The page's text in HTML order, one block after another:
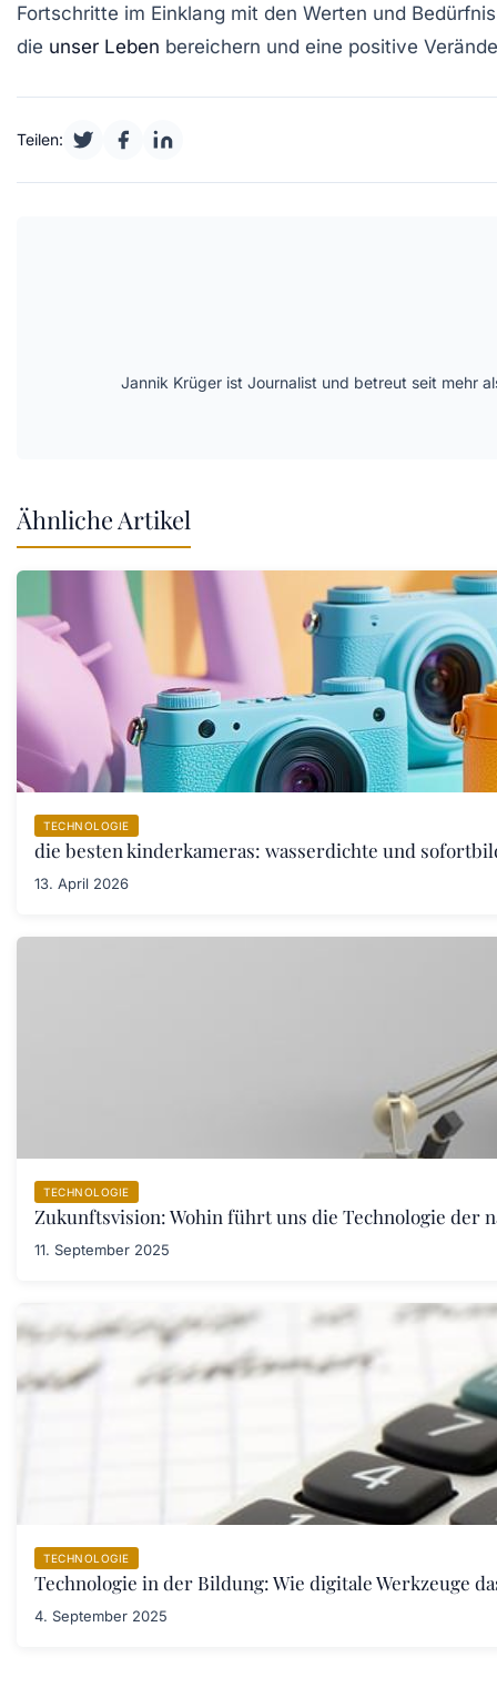
Fortschritte im Einklang mit den Werten und
die unser Leben bereichern und eine positive
Teilen:
Jannik Krüger ist Journalist und betreut seit mehr
Ähnliche Artikel
TECHNOLOGIE
die besten kinderkameras: wasserdichte und
13. April 2026
TECHNOLOGIE
Zukunftsvision: Wohin führt uns die Technologie der
11. September 2025
TECHNOLOGIE
Technologie in der Bildung: Wie digitale Werkzeuge
4. September 2025